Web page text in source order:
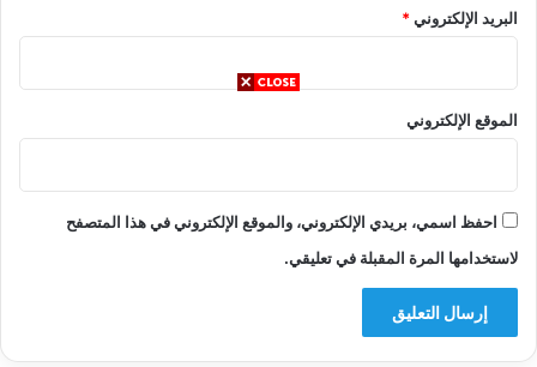
البريد الإلكتروني*
الموقع الإلكتروني
احفظ اسمي، بريدي الإلكتروني، والموقع الإلكتروني في هذا المتصفح
لاستخدامها المرة المقبلة في تعليقي.